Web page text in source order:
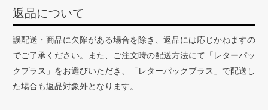
返品について
誤配送・商品に欠陥がある場合を除き、返品には応じかねますの
でご了承ください。また、ご注文時の配送方法にて「レターパッ
クプラス」をお選びいただき、「レターパックプラス」で配送し
た場合も返品対象外となります。